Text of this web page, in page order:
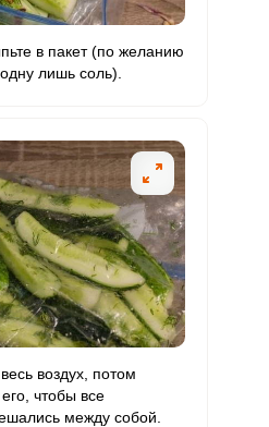
в пакет (по желанию
лишь соль).
воздух, потом
чтобы все
между собой.